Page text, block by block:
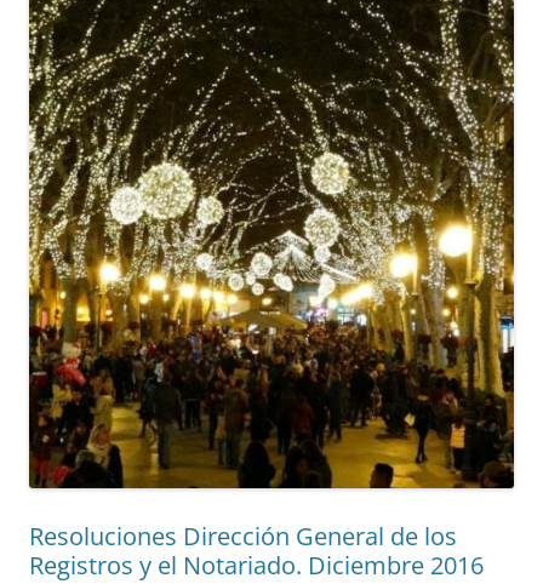
Resoluciones Dirección General de los
Registros y el Notariado. Diciembre 2016